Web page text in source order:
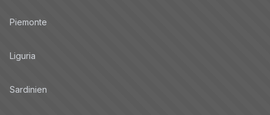
Piemonte
Liguria
Sardinien